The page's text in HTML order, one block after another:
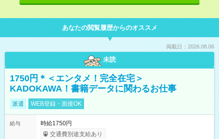
あなたの閲覧履歴からのオススメ
掲載日：2026.08.06
未読
1750円＊＜エンタメ！完全在宅＞
KADOKAWA！書籍データに関わるお仕事
派遣 WEB登録・面接OK
給与
時給1750円
交通費別途支給あり